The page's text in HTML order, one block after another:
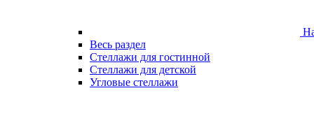
Весь раздел
Стеллажи для гостинной
Стеллажи для детской
Угловые стеллажи